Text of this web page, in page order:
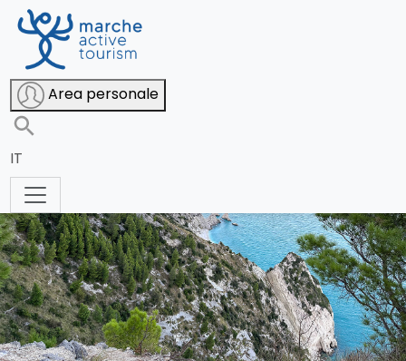
Area personale
IT
La traversata del Monte Conero